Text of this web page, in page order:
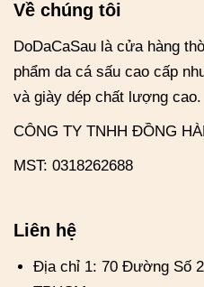
Về chúng tôi
DoDaCaSau là cửa hàng
phẩm da cá sấu cao cấp
và giày dép chất lượng cao.
CÔNG TY TNHH ĐỒNG
MST: 0318262688
Liên hệ
Địa chỉ 1: 70 Đường Số